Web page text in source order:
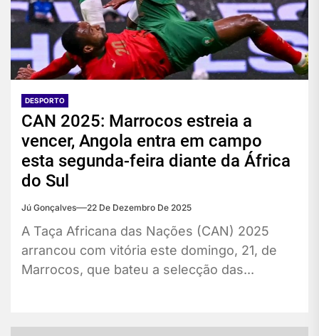
DESPORTO
CAN 2025: Marrocos estreia a
vencer, Angola entra em campo
esta segunda-feira diante da África
do Sul
Jú Gonçalves 22 De Dezembro De 2025
A Taça Africana das Nações (CAN) 2025
arrancou com vitória este domingo, 21, de
Marrocos, que bateu a selecção das...